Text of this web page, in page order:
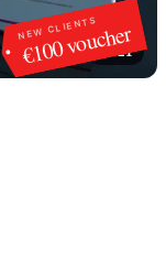
NEW CLIENTS
€100 voucher
1/21